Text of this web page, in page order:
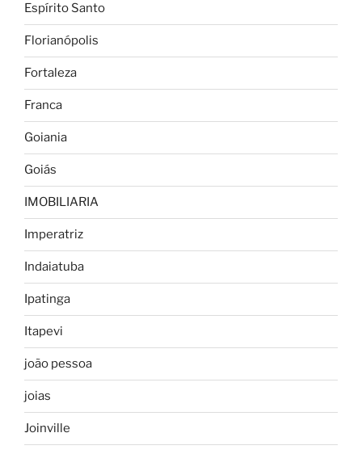
Espírito Santo
Florianópolis
Fortaleza
Franca
Goiania
Goiás
IMOBILIARIA
Imperatriz
Indaiatuba
Ipatinga
Itapevi
joão pessoa
joias
Joinville